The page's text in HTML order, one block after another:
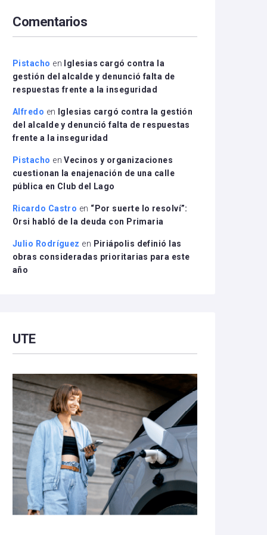
disminuir
el
Comentarios
Pistacho en
Iglesias cargó contra la
gestión del alcalde y denunció falta de
respuestas frente a la inseguridad
Alfredo en
Iglesias cargó contra la gestión
del alcalde y denunció falta de respuestas
frente a la inseguridad
Pistacho enVecinos y organizaciones
cuestionan la enajenación de una calle
pública en Club del Lago
Ricardo Castro en “Por suerte lo resolví”:
Orsi habló de la deuda con Primaria
Julio Rodríguez en Piriápolis definió las
obras consideradas prioritarias para este
año
UTE